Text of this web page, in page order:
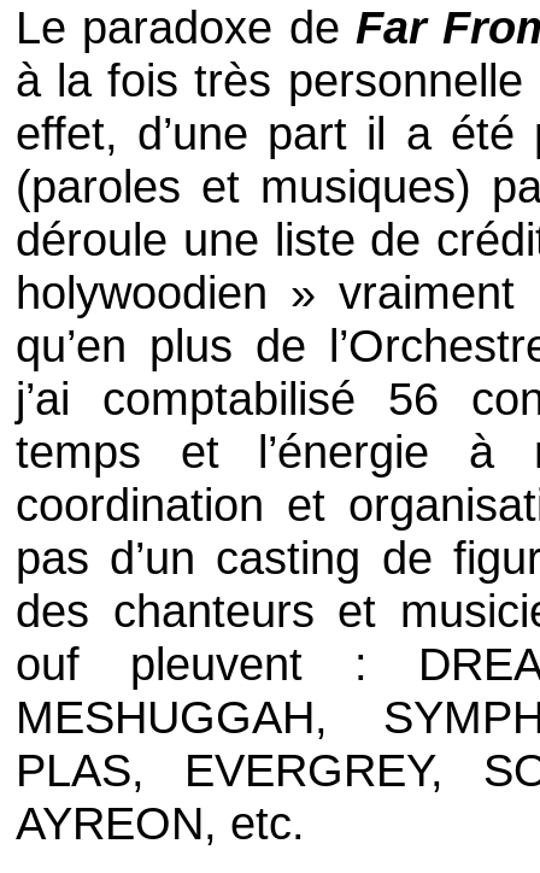
Le paradoxe de Far
à la fois très
effet, d’une part il a été
(paroles et musiques)
déroule une liste de
holywoodien »
qu’en plus de
j’ai comptabilisé 56
temps et l’énergie à
coordination et
pas d’un casting de
des chanteurs et
ouf pleuvent :
MESHUGGAH,
PLAS, EVERGREY,
AYREON, etc.